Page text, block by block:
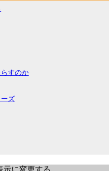
すのか
ズ
示に変更する